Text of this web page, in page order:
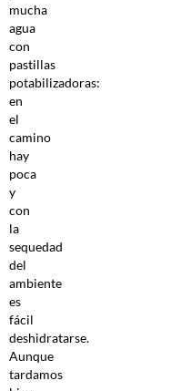
mucha
agua
con
pastillas
potabilizadoras:
en
el
camino
hay
poca
y
con
la
sequedad
del
ambiente
es
fácil
deshidratarse.
Aunque
tardamos